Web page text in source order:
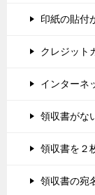
印紙の貼付
クレジット
インターネ
領収書がな
領収書を２
領収書の宛